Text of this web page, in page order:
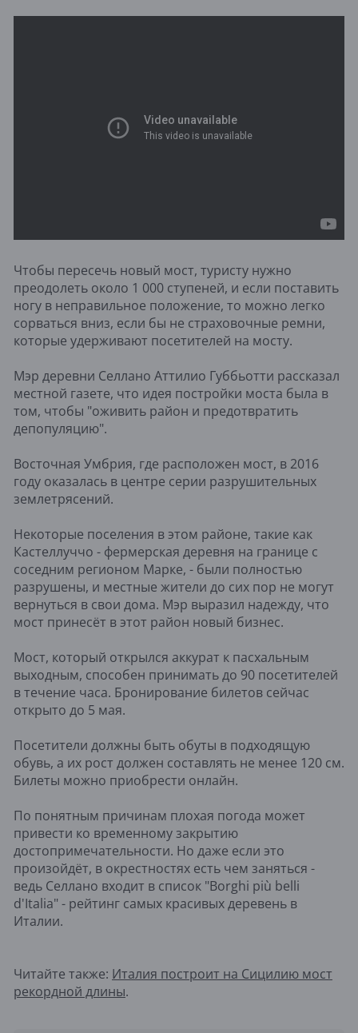
Чтобы пересечь новый мост, туристу нужно
преодолеть около 1 000 ступеней, и если поставить
ногу в неправильное положение, то можно легко
сорваться вниз, если бы не страховочные ремни,
которые удерживают посетителей на мосту.
Мэр деревни Селлано Аттилио Губбьотти рассказал
местной газете, что идея постройки моста была в
том, чтобы "оживить район и предотвратить
депопуляцию".
Восточная Умбрия, где расположен мост, в 2016
году оказалась в центре серии разрушительных
землетрясений.
Некоторые поселения в этом районе, такие как
Кастеллуччо - фермерская деревня на границе с
соседним регионом Марке, - были полностью
разрушены, и местные жители до сих пор не могут
вернуться в свои дома. Мэр выразил надежду, что
мост принесёт в этот район новый бизнес.
Мост, который открылся аккурат к пасхальным
выходным, способен принимать до 90 посетителей
в течение часа. Бронирование билетов сейчас
открыто до 5 мая.
Посетители должны быть обуты в подходящую
обувь, а их рост должен составлять не менее 120 см.
Билеты можно приобрести онлайн.
По понятным причинам плохая погода может
привести ко временному закрытию
достопримечательности. Но даже если это
произойдёт, в окрестностях есть чем заняться -
ведь Селлано входит в список "Borghi più belli
d'Italia" - рейтинг самых красивых деревень в
Италии.
Читайте также: Италия построит на Сицилию мост
рекордной длины.